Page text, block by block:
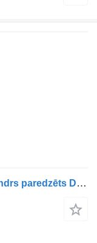
DAF CF75 (01.01-) 1439152 hidrocilindrs paredzēts DAF LF45, LF55, LF180, CF65, CF75, CF85 (2001-) vilcēja